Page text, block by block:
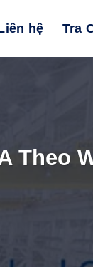
hệ Tra
Theo